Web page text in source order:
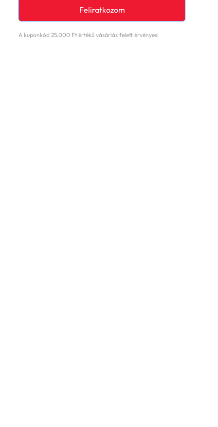
Feliratkozom
A kuponkód 25.000 Ft értékű vásárlás felett érvényes!